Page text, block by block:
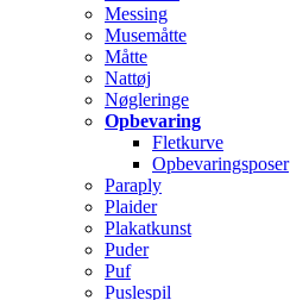
Messing
Musemåtte
Måtte
Nattøj
Nøgleringe
Opbevaring
Fletkurve
Opbevaringsposer
Paraply
Plaider
Plakatkunst
Puder
Puf
Puslespil